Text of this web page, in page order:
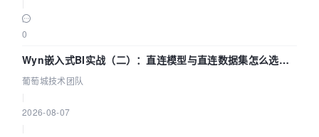
0
Wyn嵌入式BI实战（二）：直连模型与直连数据集怎么选，
参数为什么不生效？| 葡萄城技术团队
葡萄城技术团队
2026-08-07